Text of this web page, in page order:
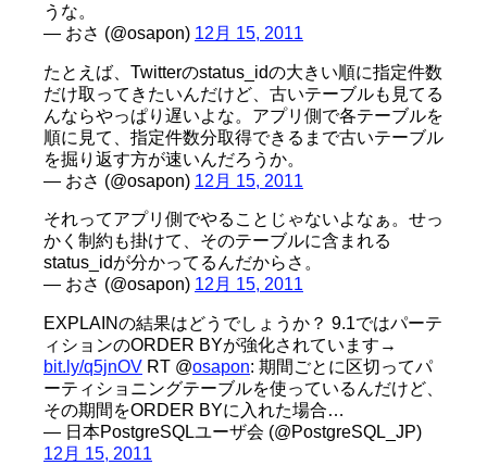
うな。
— おさ (@osapon) 12月 15, 2011
たとえば、Twitterのstatus_idの大きい順に指定件数
だけ取ってきたいんだけど、古いテーブルも見てる
んならやっぱり遅いよな。アプリ側で各テーブルを
順に見て、指定件数分取得できるまで古いテーブル
を掘り返す方が速いんだろうか。
— おさ (@osapon) 12月 15, 2011
それってアプリ側でやることじゃないよなぁ。せっ
かく制約も掛けて、そのテーブルに含まれる
status_idが分かってるんだからさ。
— おさ (@osapon) 12月 15, 2011
EXPLAINの結果はどうでしょうか？ 9.1ではパーテ
ィションのORDER BYが強化されています→
bit.ly/q5jnOV RT @osapon: 期間ごとに区切ってパ
ーティショニングテーブルを使っているんだけど、
その期間をORDER BYに入れた場合…
— 日本PostgreSQLユーザ会 (@PostgreSQL_JP)
12月 15, 2011